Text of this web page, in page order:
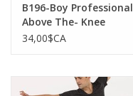
B196-Boy Professional
Above The- Knee
Length Pant-BLACK
34,00$CA